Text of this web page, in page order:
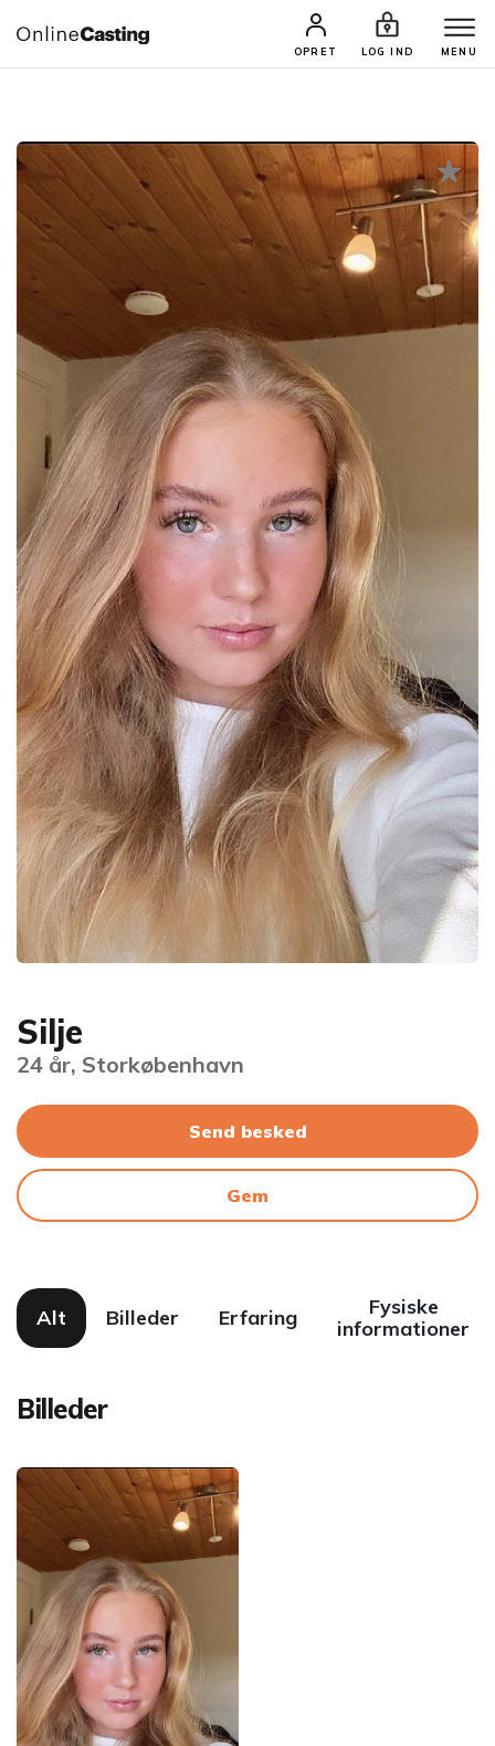
OPRET LOG IND MENU
CASTINGS & JOBS SØG PROFIL
Silje
24 år, Storkøbenhavn
Send besked
Gem
Alt Billeder Erfaring
Fysiske
informationer
Billeder